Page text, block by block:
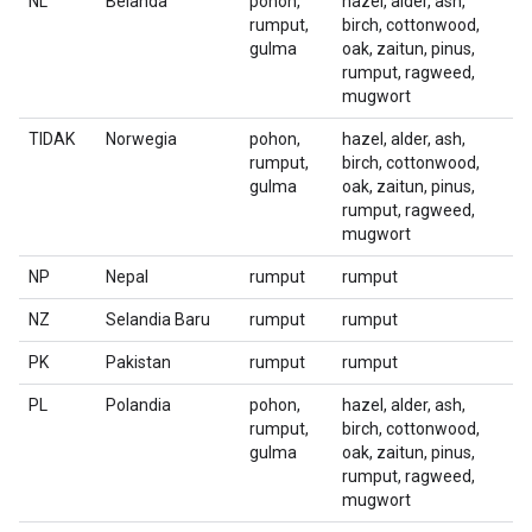
rumput,
gulma
birch, cottonwood,
oak, zaitun, pinus,
rumput, ragweed,
mugwort
TIDAK Norwegia
pohon,
rumput,
gulma
hazel, alder, ash,
birch, cottonwood,
oak, zaitun, pinus,
rumput, ragweed,
mugwort
NP Nepal rumput rumput
NZ Selandia Baru rumput rumput
PK Pakistan rumput rumput
PL Polandia
pohon,
rumput,
gulma
hazel, alder, ash,
birch, cottonwood,
oak, zaitun, pinus,
rumput, ragweed,
mugwort